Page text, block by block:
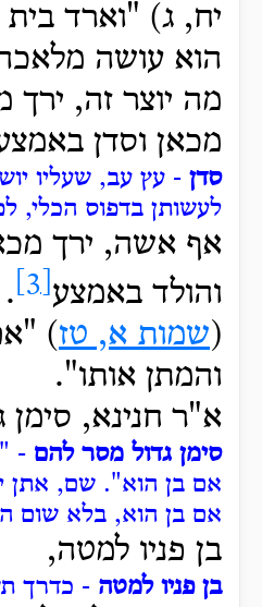
יח, ג) "וארד בית
הוא עושה
מה יוצר זה, ירך
מכאן וסדן
סדן - עץ עב, שעליו
לעשותן בדפוס הכלי,
אף אשה, ירך
והולד באמצע
.
(שמות א, טז)
והמתן אותו".
א"ר חנינא, סימן
סימן גדול מסר להם -
אם בן הוא". שם, אתן
אם בן הוא, בלא שום
בן פניו למטה,
בן פניו למטה - כדרך